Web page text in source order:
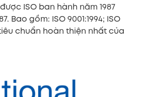
ISO ban hành năm 1987
gồm: ISO 9001:1994; ISO
tiêu chuẩn hoàn thiện nhất của